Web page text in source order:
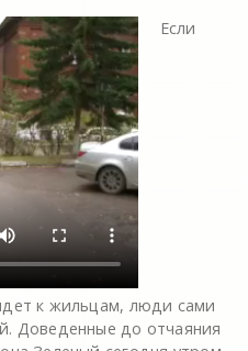
Если
к жильцам, люди сами
Доведенные до отчаяния